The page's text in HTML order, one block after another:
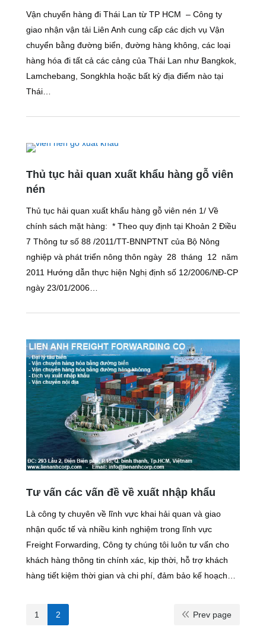
Vận chuyển hàng đi Thái Lan từ TP HCM – Công ty
giao nhận vận tải Liên Anh cung cấp các dịch vụ Vận
chuyển bằng đường biển, đường hàng không, các loại
hàng hóa đi tất cả các cảng của Thái Lan như Bangkok,
Lamchebang, Songkhla hoặc bất kỳ địa điểm nào tại
Thái…
Thủ tục hải quan xuất khẩu hàng gỗ viên
nén
Thủ tục hải quan xuất khẩu hàng gỗ viên nén 1/ Về
chính sách mặt hàng: * Theo quy định tại Khoản 2 Điều
7 Thông tư số 88 /2011/TT-BNNPTNT của Bộ Nông
nghiệp và phát triển nông thôn ngày 28 tháng 12 năm
2011 Hướng dẫn thực hiện Nghị định số 12/2006/NĐ-CP
ngày 23/01/2006…
Tư vấn các vấn đề về xuất nhập khẩu
Là công ty chuyên về lĩnh vực khai hải quan và giao
nhận quốc tế và nhiều kinh nghiệm trong lĩnh vực
Freight Forwarding, Công ty chúng tôi luôn tư vấn cho
khách hàng thông tin chính xác, kịp thời, hỗ trợ khách
hàng tiết kiệm thời gian và chi phí, đảm bảo kế hoạch…
1 2 Prev page